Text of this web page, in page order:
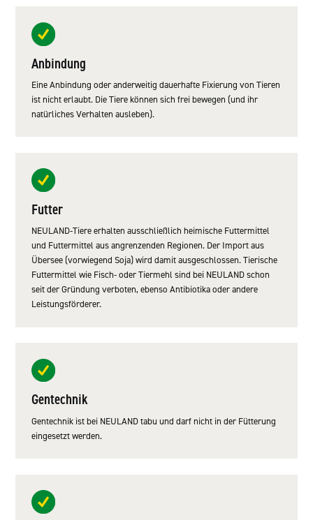
Anbindung
Eine Anbindung oder anderweitig dauerhafte Fixierung von Tieren
ist nicht erlaubt. Die Tiere können sich frei bewegen (und ihr
natürliches Verhalten ausleben).
Futter
NEULAND-Tiere erhalten ausschließlich heimische Futtermittel
und Futtermittel aus angrenzenden Regionen. Der Import aus
Übersee (vorwiegend Soja) wird damit ausgeschlossen. Tierische
Futtermittel wie Fisch- oder Tiermehl sind bei NEULAND schon
seit der Gründung verboten, ebenso Antibiotika oder andere
Leistungsförderer.
Gentechnik
Gentechnik ist bei NEULAND tabu und darf nicht in der Fütterung
eingesetzt werden.